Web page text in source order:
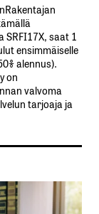
​SRFI17X,​ ​saat​ ​1
​ensimmäiselle​
​alennus).
on
valvoma
tarjoaja ja